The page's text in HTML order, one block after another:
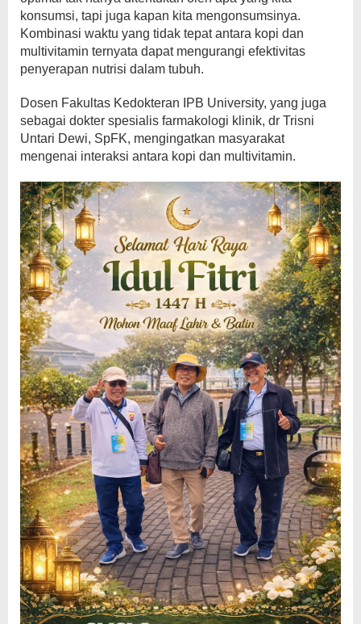
konsumsi, tapi juga kapan kita mengonsumsinya.
Kombinasi waktu yang tidak tepat antara kopi dan
multivitamin ternyata dapat mengurangi efektivitas
penyerapan nutrisi dalam tubuh.
Dosen Fakultas Kedokteran IPB University, yang juga
sebagai dokter spesialis farmakologi klinik, dr Trisni
Untari Dewi, SpFK, mengingatkan masyarakat
mengenai interaksi antara kopi dan multivitamin.